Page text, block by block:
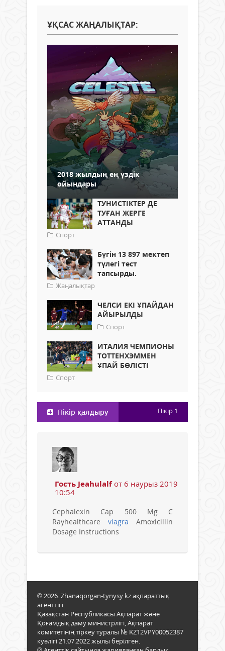
ҰҚСАС ЖАҢАЛЫҚТАР:
2018 жылдың ең үздік
ойындары
ТУНИСТІКТЕР ДЕ
ТУҒАН ЖЕРГЕ
АТТАНДЫ
Спорт
Бүгін 13 897 мектеп
түлегі тест
тапсырды.
Жаңалықтар
ЧЕЛСИ ЕКІ ҰПАЙДАН
АЙЫРЫЛДЫ
Спорт
ИТАЛИЯ ЧЕМПИОНЫ
ТОТТЕНХЭММЕН
ҰПАЙ БӨЛІСТІ
Спорт
Пікір қалдыру Пікір 1
Гость Jeahulalfот 6 наурыз 2019
10:54
Cephalexin Cap 500 Mg C
Rayhealthcare viagra Amoxicillin
Dosage Instructions
© 2026. Zhanaqorgan-tynysy.kz ақпараттық
агенттігі.
Қазақстан Республикасы Ақпарат және
Қоғамдық даму министрлігі, Ақпарат
комитетінің тіркеу туралы № KZ12VPY00052387
куәлігі 21.07.2022 жылы берілген.